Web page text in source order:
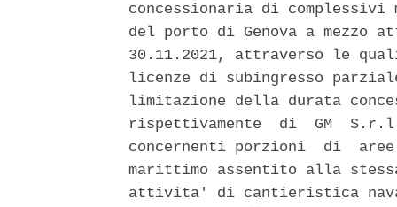
concessionaria di
del porto di Genova a
30.11.2021, attraverso le
licenze di subingresso
limitazione della durata
rispettivamente  di  GM
concernenti porzioni  di  aree
marittimo assentito alla
attivita' di cantieristica